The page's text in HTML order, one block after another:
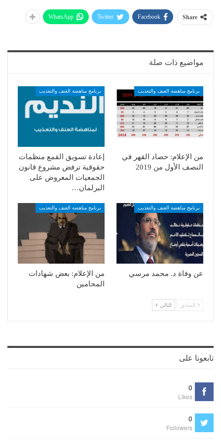
Share
Facebook
Twitter
WhatsApp
مواضيع ذات صلة
برنامج مناهضة العنف والتعذيب
من الإعلام: حصاد القهر في
النصف الأول من 2019
برنامج مناهضة العنف والتعذيب
إعادة تسويق القمع منظمات
حقوقية ترفض مشروع قانون
الجمعيات المعروض على
البرلمان…
برنامج مناهضة العنف والتعذيب
عن وفاة د. محمد مرسي
برنامج مناهضة العنف والتعذيب
من الإعلام: بعض شهادات
المحامين
السابق التالي
تابعونا على
0
Likes
0
Followers